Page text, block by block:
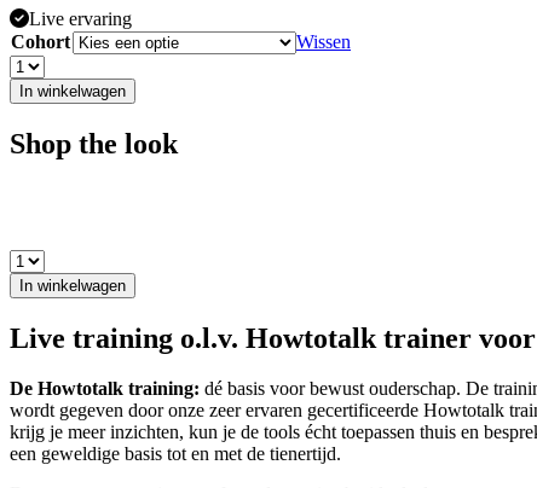
Live ervaring
Cohort
Wissen
In winkelwagen
Shop the look
In winkelwagen
Live training o.l.v. Howtotalk trainer
De Howtotalk training: dé basis voor bewust ouderschap. De
wordt gegeven door onze zeer ervaren gecertificeerde Howtotalk
krijg je meer inzichten, kun je de tools écht toepassen thuis en
een geweldige basis tot en met de tienertijd.